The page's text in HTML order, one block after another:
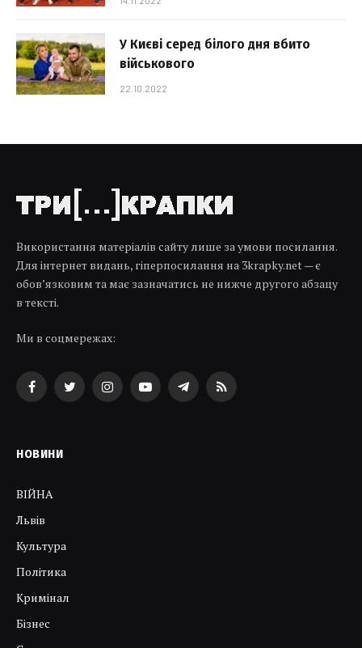
У Києві серед білого дня вбито
військового
22.10.2022
Використання матеріалів сайту лише за умови посилання.
Для інтернет видань, гіперпосилання на 3krapky.net — є
обов’язковим та має зазначатись не нижче другого абзацу
в тексті.
Ми в соцмережах:
FacebookTwitterInstagramYouTubeTelegramRSS
НОВИНИ
ВІЙНА
Львів
Культура
Політика
Кримінал
Бізнес